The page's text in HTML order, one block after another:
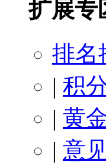
扩展专
排名
| 积
| 黄
| 意